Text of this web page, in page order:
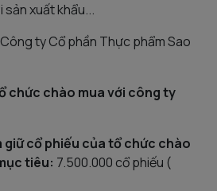
sản xuất khẩu...
Công ty Cổ phần Thực phẩm Sao
chức chào mua với công ty
giữ cổ phiếu của tổ chức chào
tiêu: 7.500.000 cổ phiếu (